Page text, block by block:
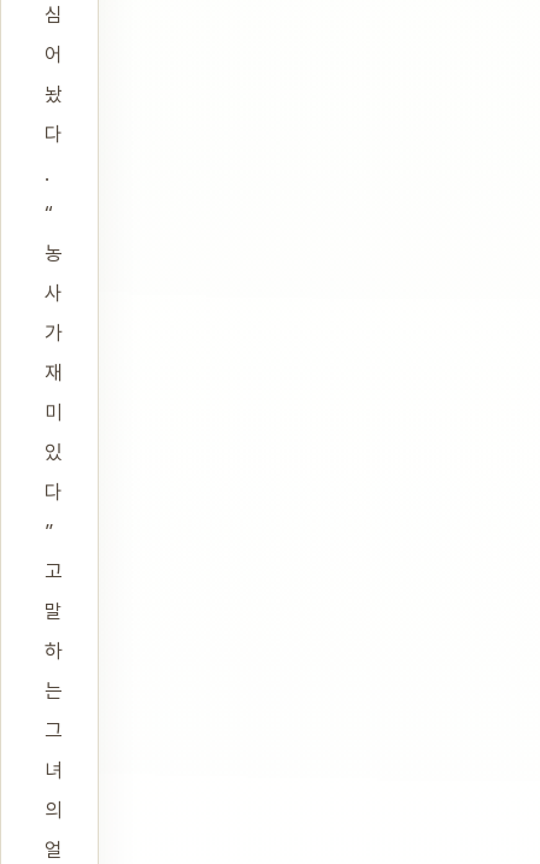
심
어
놨
다
.
“
농
사
가
재
미
있
다
”
고
말
하
는
그
녀
의
얼